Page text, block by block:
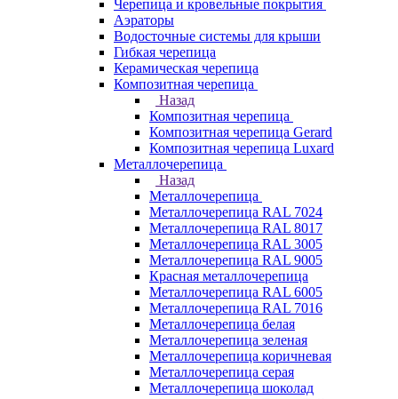
Черепица и кровельные покрытия
Аэраторы
Водосточные системы для крыши
Гибкая черепица
Керамическая черепица
Композитная черепица
Назад
Композитная черепица
Композитная черепица Gerard
Композитная черепица Luxard
Металлочерепица
Назад
Металлочерепица
Металлочерепица RAL 7024
Металлочерепица RAL 8017
Металлочерепица RAL 3005
Металлочерепица RAL 9005
Красная металлочерепица
Металлочерепица RAL 6005
Металлочерепица RAL 7016
Металлочерепица белая
Металлочерепица зеленая
Металлочерепица коричневая
Металлочерепица серая
Металлочерепица шоколад